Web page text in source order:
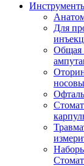
Для
Общая